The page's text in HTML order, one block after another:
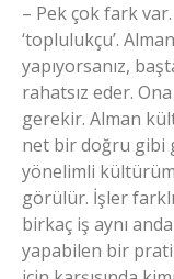
– Pek çok fark
‘toplulukçu’.
yapıyorsanız,
rahatsız eder.
gerekir. Alman
net bir doğru gibi
yönelimli
görülür. İşler
birkaç iş aynı
yapabilen bir